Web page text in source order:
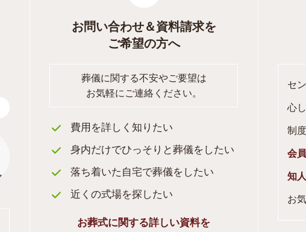
お問い合わせ＆資料請求を
ご希望の方へ
葬儀に関する不安やご要望は
お気軽にご連絡ください。
費用を詳しく知りたい
身内だけでひっそりと葬儀をしたい
落ち着いた自宅で葬儀をしたい
近くの式場を探したい
お葬式に関する詳しい資料を
セ
心
制
会
知
お